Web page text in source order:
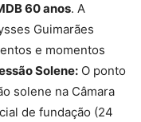
60 anos. A
Guimarães
e momentos
Solene: O ponto
solene na Câmara
de fundação (24